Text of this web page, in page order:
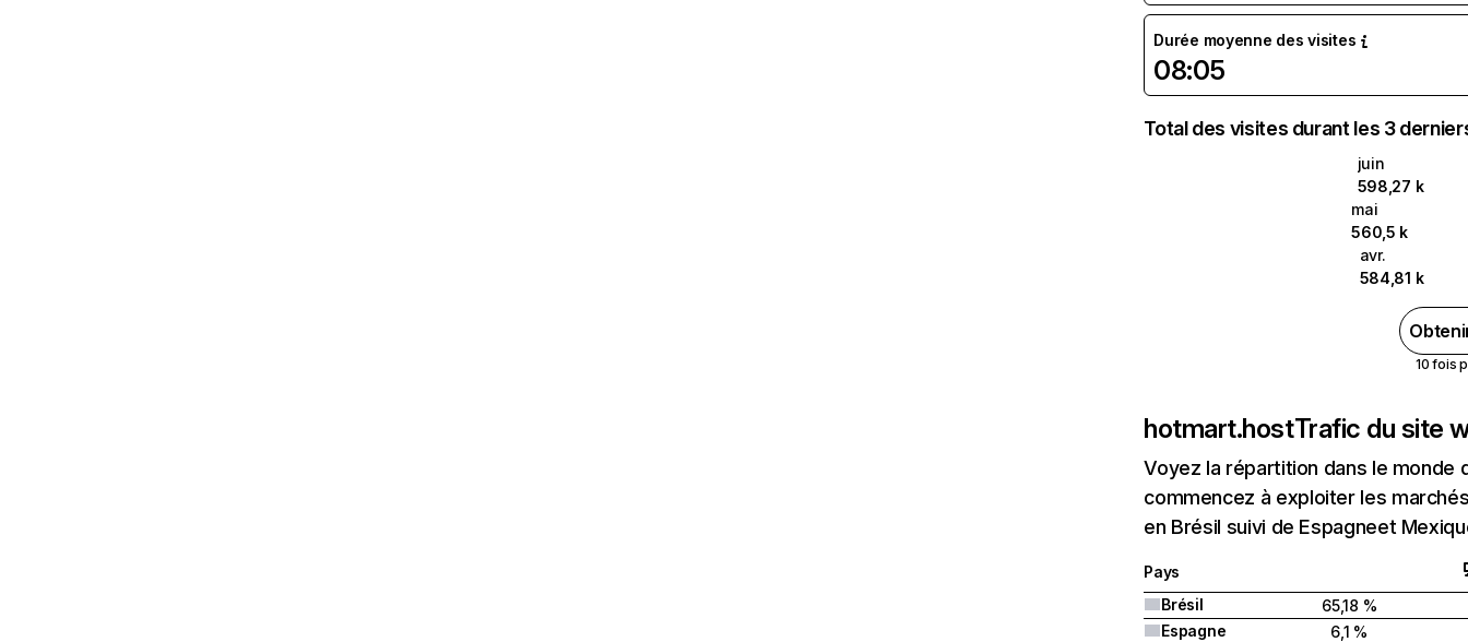
Durée moyenne des visites
08:05
Total des visites durant les 3
juin
598,27 k
mai
560,5 k
avr.
584,81 k
10 fois
hotmart.hostTrafic du site
Voyez la répartition dans le
commencez à exploiter les
en Brésil suivi de Espagneet
Pays
Brésil
65,18 %
Espagne
6,1 %